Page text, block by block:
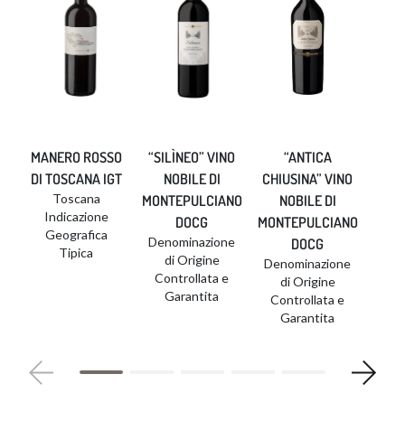
MANERO ROSSO
DI TOSCANA IGT​
Toscana
Indicazione
Geografica
Tipica
“SILÌNEO” VINO
NOBILE DI
MONTEPULCIANO
DOCG​
Denominazione
di Origine
Controllata e
Garantita
“ANTICA
CHIUSINA” VINO
NOBILE DI
MONTEPULCIANO
DOCG
Denominazione
di Origine
Controllata e
Garantita